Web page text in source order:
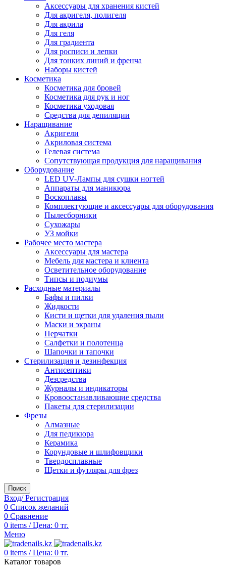
Аксессуары для хранения кистей
Для акригеля, полигеля
Для акрила
Для геля
Для градиента
Для росписи и лепки
Для тонких линий и френча
Наборы кистей
Косметика
Косметика для бровей
Косметика для рук и ног
Косметика уходовая
Средства для депиляции
Наращивание
Акригели
Акриловая система
Гелевая система
Сопутствующая продукция для наращивания
Оборудование
LED UV-Лампы для сушки ногтей
Аппараты для маникюра
Воскоплавы
Комплектующие и аксессуары для оборудования
Пылесборники
Сухожары
УЗ мойки
Рабочее место мастера
Аксессуары для мастера
Мебель для мастера и клиента
Осветительное оборудование
Типсы и подиумы
Расходные материалы
Бафы и пилки
Жидкости
Кисти и щетки для удаления пыли
Маски и экраны
Перчатки
Салфетки и полотенца
Шапочки и тапочки
Стерилизация и дезинфекция
Антисептики
Дезсредства
Журналы и индикаторы
Кровоостанавливающие средства
Пакеты для стерилизации
Фрезы
Алмазные
Для педикюра
Керамика
Корундовые и шлифовщики
Твердосплавные
Щетки и футляры для фрез
Поиск
Вход/ Регистрация
0 Список желаний
0 Сравнение
0 items / Цена: 0 тг.
Меню
0 items / Цена: 0 тг.
Каталог товаров